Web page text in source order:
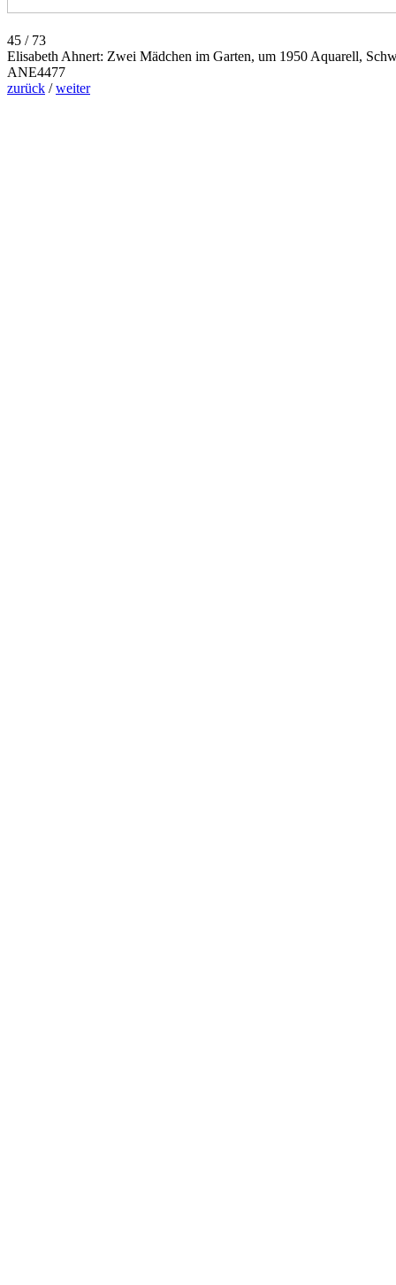
45 / 73
Elisabeth Ahnert: Zwei Mädchen im Garten, um 1950 Aquarell,
ANE4477
zurück /weiter